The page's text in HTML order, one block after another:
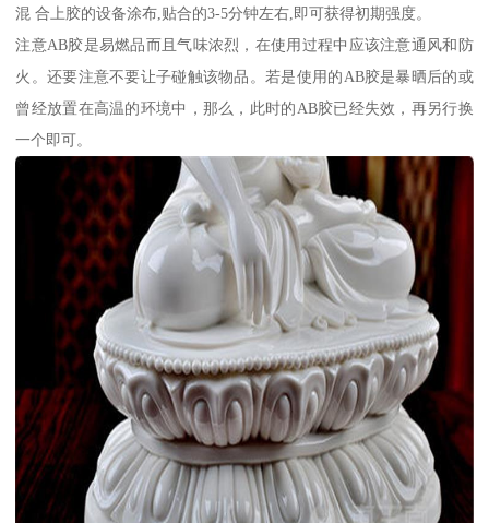
混 合上胶的设备涂布,贴合的3-5分钟左右,即可获得初期强度。
注意AB胶是易燃品而且气味浓烈，在使用过程中应该注意通风和防
火。还要注意不要让子碰触该物品。若是使用的AB胶是暴晒后的或
曾经放置在高温的环境中，那么，此时的AB胶已经失效，再另行换
一个即可。